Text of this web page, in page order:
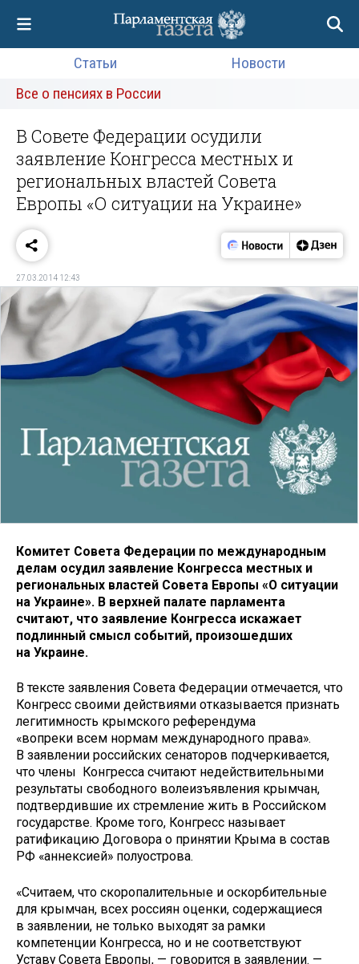
Статьи
Новости
Все о пенсиях в России
В Совете Федерации осудили
заявление Конгресса местных и
региональных властей Совета
Европы «О ситуации на Украине»
27.03.2014 12:43
Комитет Совета Федерации по международным
делам осудил заявление Конгресса местных и
региональных властей Совета Европы «О ситуации
на Украине». В верхней палате парламента
считают, что заявление Конгресса искажает
подлинный смысл событий, произошедших
на Украине.
В тексте заявления Совета Федерации отмечается, что
Конгресс своими действиями отказывается признать
легитимность крымского референдума
«вопреки всем нормам международного права».
В заявлении российских сенаторов подчеркивается,
что члены Конгресса считают недействительными
результаты свободного волеизъявления крымчан,
подтвердившие их стремление жить в Российском
государстве. Кроме того, Конгресс называет
ратификацию Договора о принятии Крыма в состав
РФ «аннексией» полуострова.
«Считаем, что скоропалительные и оскорбительные
для крымчан, всех россиян оценки, содержащиеся
в заявлении, не только выходят за рамки
компетенции Конгресса, но и не соответствуют
Уставу Совета Европы, — говорится в заявлении. —